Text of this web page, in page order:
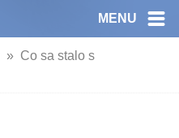
MENU
Co sa stalo s